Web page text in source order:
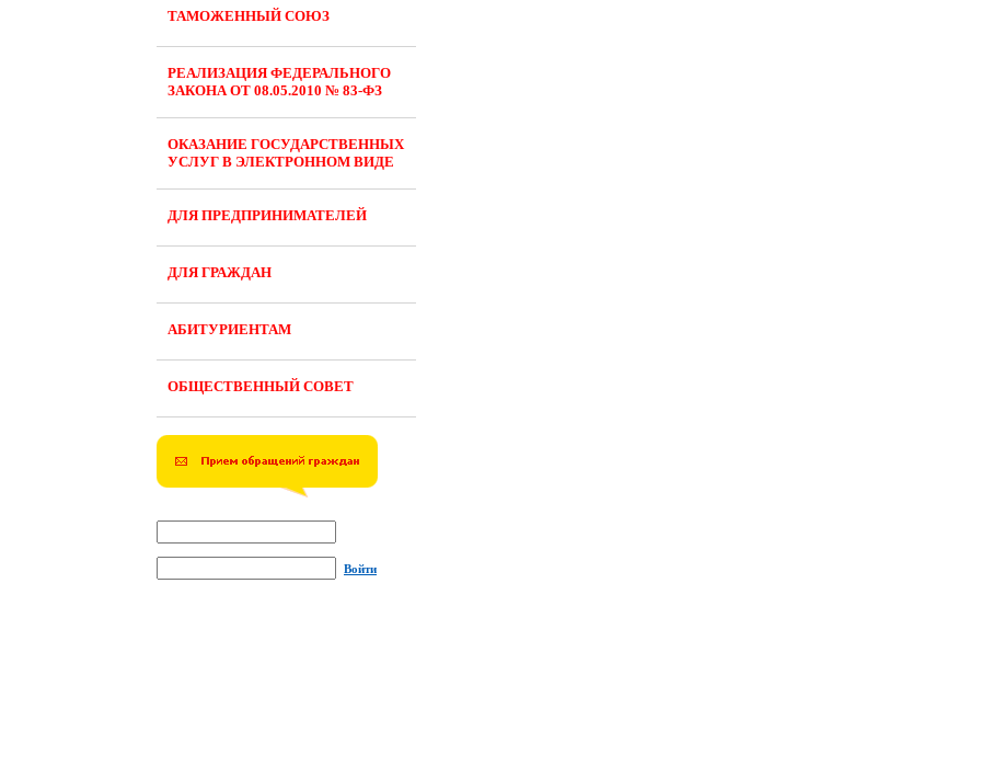
ТАМОЖЕННЫЙ СОЮЗ
РЕАЛИЗАЦИЯ ФЕДЕРАЛЬНОГО
ЗАКОНА ОТ 08.05.2010 № 83-ФЗ
ОКАЗАНИЕ ГОСУДАРСТВЕННЫХ
УСЛУГ В ЭЛЕКТРОННОМ ВИДЕ
ДЛЯ ПРЕДПРИНИМАТЕЛЕЙ
ДЛЯ ГРАЖДАН
АБИТУРИЕНТАМ
ОБЩЕСТВЕННЫЙ СОВЕТ
Войти